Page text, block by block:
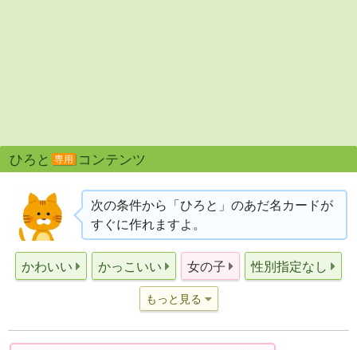
ひろと 専用 コンテンツ
次の条件から「ひろと」のあだ名カードが
すぐに作れますよ。
かわいい かっこいい 女の子 性別指定なし
もっと見る